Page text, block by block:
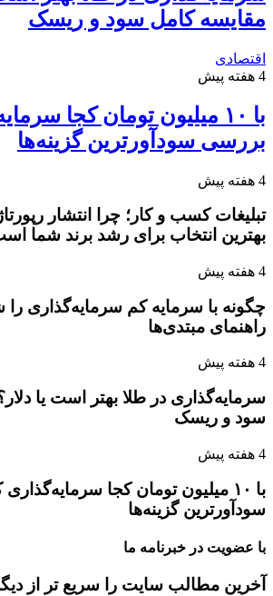
مقایسه کامل سود و ریسک
اقتصادی
4 هفته پیش
با ۱۰ میلیون تومان کجا
بررسی سودآورترین گزینه‌ها
4 هفته پیش
تبلیغات کسب و کار؛ چرا انتشار
بهترین انتخاب برای رشد برند شما
4 هفته پیش
چگونه با سرمایه کم سرمایه‌گذاری را
راهنمای مبتدی‌ها
4 هفته پیش
سرمایه‌گذاری در طلا بهتر است یا
سود و ریسک
4 هفته پیش
با ۱۰ میلیون تومان کجا
سودآورترین گزینه‌ها
با عضویت در خبرنامه ما
آخرین مطالب سایت را سریع تر از